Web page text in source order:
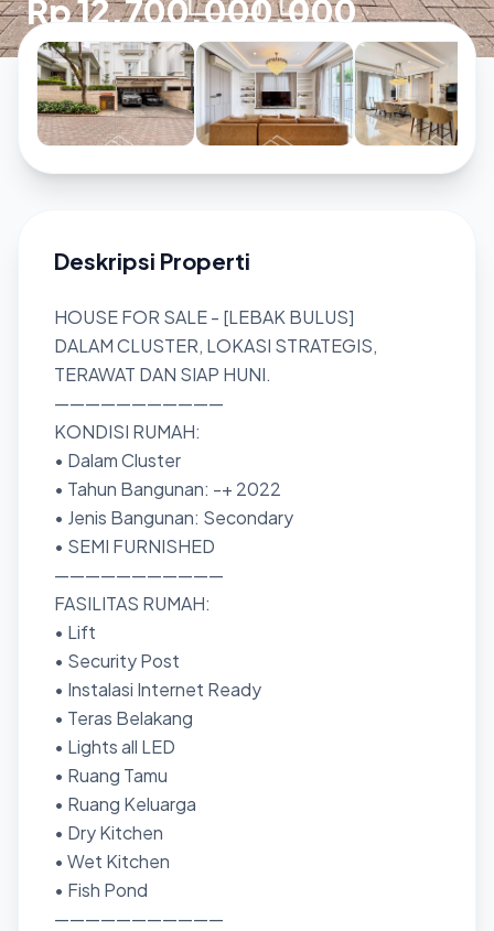
Rp 12.700.000.000
Deskripsi Properti
HOUSE FOR SALE - [LEBAK BULUS]
DALAM CLUSTER, LOKASI STRATEGIS,
TERAWAT DAN SIAP HUNI.
———————————
KONDISI RUMAH:
• Dalam Cluster
• Tahun Bangunan: -+ 2022
• Jenis Bangunan: Secondary
• SEMI FURNISHED
———————————
FASILITAS RUMAH:
• Lift
• Security Post
• Instalasi Internet Ready
• Teras Belakang
• Lights all LED
• Ruang Tamu
• Ruang Keluarga
• Dry Kitchen
• Wet Kitchen
• Fish Pond
———————————